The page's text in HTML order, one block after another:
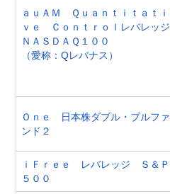
ａｕＡＭ Ｑｕａｎｔｉｔａｔｉ
ｖｅ Ｃｏｎｔｒｏｌレバレッジ
ＮＡＳＤＡＱ１００
（愛称：Qレバナス）
Ｏｎｅ 日本株ダブル・ブルファ
ンド２
ｉＦｒｅｅ レバレッジ Ｓ＆Ｐ
５００